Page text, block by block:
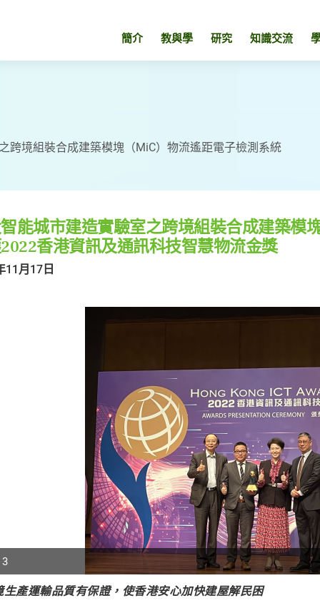
簡介 教與學 研究 知識交流
跨境組裝合成建築模塊（MiC）物流遙距電子檢測系統
能城市建造實驗室之跨境組裝合成建築模
香港資訊及通訊科技智慧物流金獎
11月17日
生產運輸品質有保證，使香港安心加快建屋解民困